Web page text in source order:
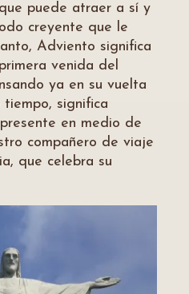
puede atraer a sí y
creyente que le
Adviento significa
venida del
ya en su vuelta
significa
en medio de
compañero de viaje
que celebra su